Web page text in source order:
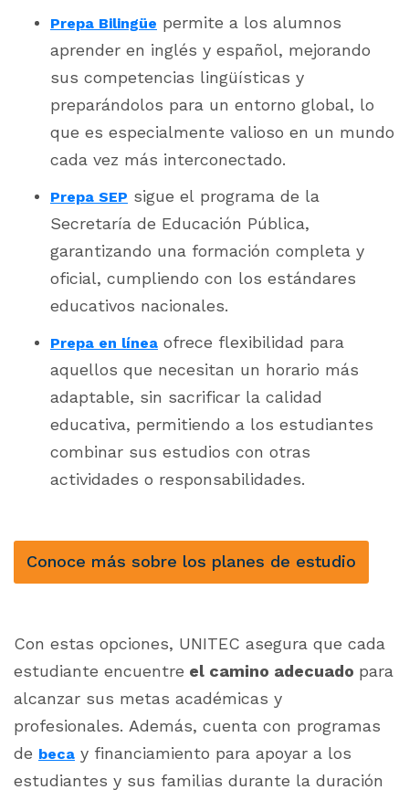
Prepa Bilingüe permite a los alumnos
aprender en inglés y español, mejorando
sus competencias lingüísticas y
preparándolos para un entorno global, lo
que es especialmente valioso en un mundo
cada vez más interconectado.
Prepa SEP sigue el programa de la
Secretaría de Educación Pública,
garantizando una formación completa y
oficial, cumpliendo con los estándares
educativos nacionales.
Prepa en línea ofrece flexibilidad para
aquellos que necesitan un horario más
adaptable, sin sacrificar la calidad
educativa, permitiendo a los estudiantes
combinar sus estudios con otras
actividades o responsabilidades.
Conoce más sobre los planes de estudio
Con estas opciones, UNITEC asegura que cada
estudiante encuentre el camino adecuado para
alcanzar sus metas académicas y
profesionales. Además, cuenta con programas
de beca y financiamiento para apoyar a los
estudiantes y sus familias durante la duración